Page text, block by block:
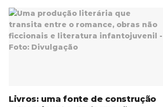
Livros: uma fonte de construção